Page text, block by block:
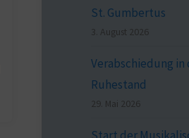
St. Gumbertus
3. August 2026
Verabschiedung in
Ruhestand
29. Mai 2026